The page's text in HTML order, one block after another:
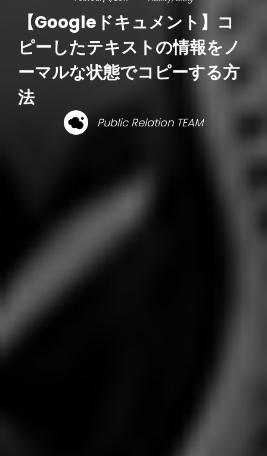
【Googleドキュメント】コ
ピーしたテキストの情報をノ
ーマルな状態でコピーする方
法
Public Relation TEAM